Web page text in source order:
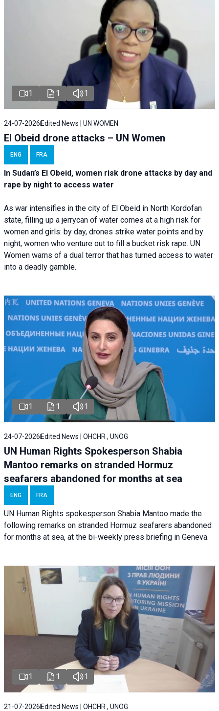
1 1 1
24-07-2026Edited News | UN WOMEN
El Obeid drone attacks – UN Women
ENG FRA
In Sudan’s El Obeid, women risk drone attacks by day and
rape by night to access water
As war intensifies in the city of El Obeid in North Kordofan
state, filling up a jerrycan of water comes at a high risk for
women and girls: by day, drones strike water points and by
night, women who venture out to fill a bucket risk rape. UN
Women warns of a dual terror that has turned access to water
into a deadly gamble.
1 1 1
24-07-2026 Edited News | OHCHR , UNOG
UN Human Rights Spokesperson Shabia
Mantoo remarks on stranded Hormuz
seafarers abandoned for months at sea
ENG FRA
UN Human Rights spokesperson Shabia Mantoo made the
following remarks on stranded Hormuz seafarers abandoned
for months at sea, at the bi-weekly press briefing in Geneva.
1 1 1
21-07-2026 Edited News | OHCHR , UNOG